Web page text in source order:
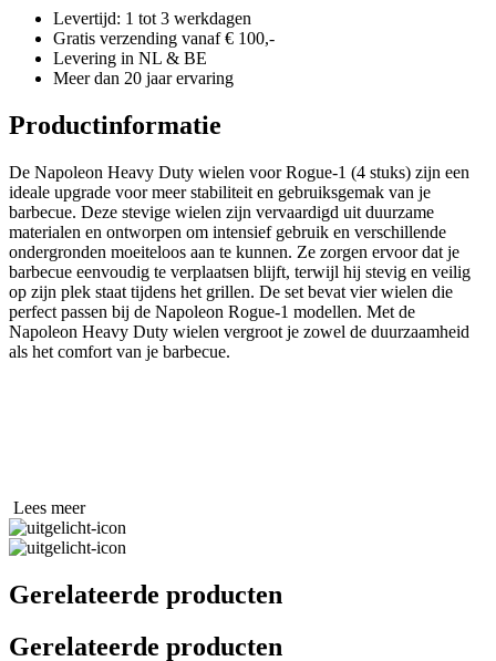
aantal
Levertijd: 1 tot 3 werkdagen
Gratis verzending vanaf € 100,-
Levering in NL & BE
Meer dan 20 jaar ervaring
Productinformatie
De Napoleon Heavy Duty wielen voor Rogue-1 (4 stuks) zijn een
ideale upgrade voor meer stabiliteit en gebruiksgemak van je
barbecue. Deze stevige wielen zijn vervaardigd uit duurzame
materialen en ontworpen om intensief gebruik en verschillende
ondergronden moeiteloos aan te kunnen. Ze zorgen ervoor dat je
barbecue eenvoudig te verplaatsen blijft, terwijl hij stevig en veilig
op zijn plek staat tijdens het grillen. De set bevat vier wielen die
perfect passen bij de Napoleon Rogue-1 modellen. Met de
Napoleon Heavy Duty wielen vergroot je zowel de duurzaamheid
als het comfort van je barbecue.
Lees meer
Gerelateerde producten
Gerelateerde producten